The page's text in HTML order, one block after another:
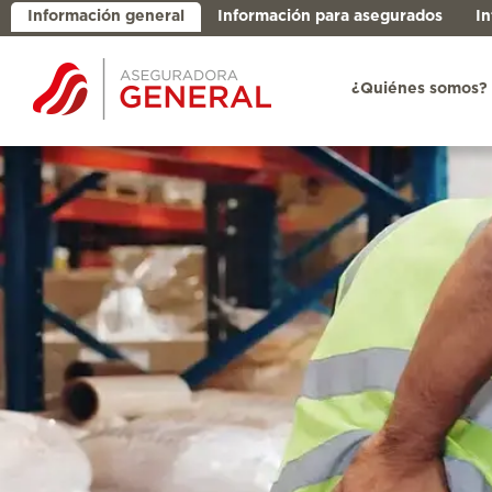
Información general Información para asegurados
¿Quiénes somos?